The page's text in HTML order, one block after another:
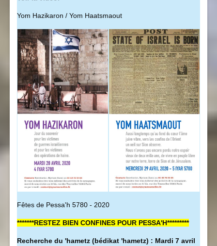
Yom Hazikaron / Yom Haatsmaout
Fêtes de Pessa'h 5780 - 2020
*******RESTEZ BIEN CONFINES POUR PESSA'H*********
Recherche du 'hametz (bédikat 'hametz) : Mardi 7 avril